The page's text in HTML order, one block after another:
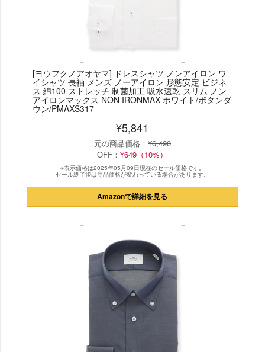
[ヨウフクノアオヤマ] ドレスシャツ ノンアイロン ワ
イシャツ 長袖 メンズ ノーアイロン 形態安定 ビジネ
ス 綿100 ストレッチ 制菌加工 吸水速乾 スリム ノン
アイロンマックス NON IRONMAX ホワイト/ボタンダ
ウン/PMAXS317
¥5,841
元の商品価格： ¥6,490
OFF：¥649（10%）
※表示価格は2025年05月09日現在のセール価格です。
セール終了後は商品価格が変わっている場合があります。
Amazonで詳細を見る